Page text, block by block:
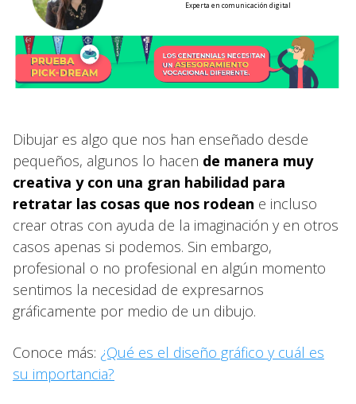
Experta en comunicación digital
Dibujar es algo que nos han enseñado desde
pequeños, algunos lo hacen de manera muy
creativa y con una gran habilidad para
retratar las cosas que nos rodean e incluso
crear otras con ayuda de la imaginación y en otros
casos apenas si podemos. Sin embargo,
profesional o no profesional en algún momento
sentimos la necesidad de expresarnos
gráficamente por medio de un dibujo.
Conoce más: ¿Qué es el diseño gráfico y cuál es
su importancia?